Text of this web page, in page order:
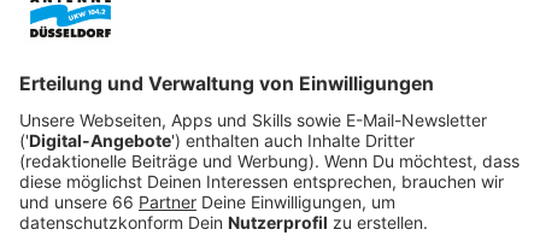
Denn die Kids Anne (Caren Pistorius) und Peter
(Michael Cera) haben längst ein eigenes Leben - er mit
seinem neugeborenen Baby, sie mit ihren Yoga-Kursen
und dem heißen neuen Surfer-Freund. Gloria, die das